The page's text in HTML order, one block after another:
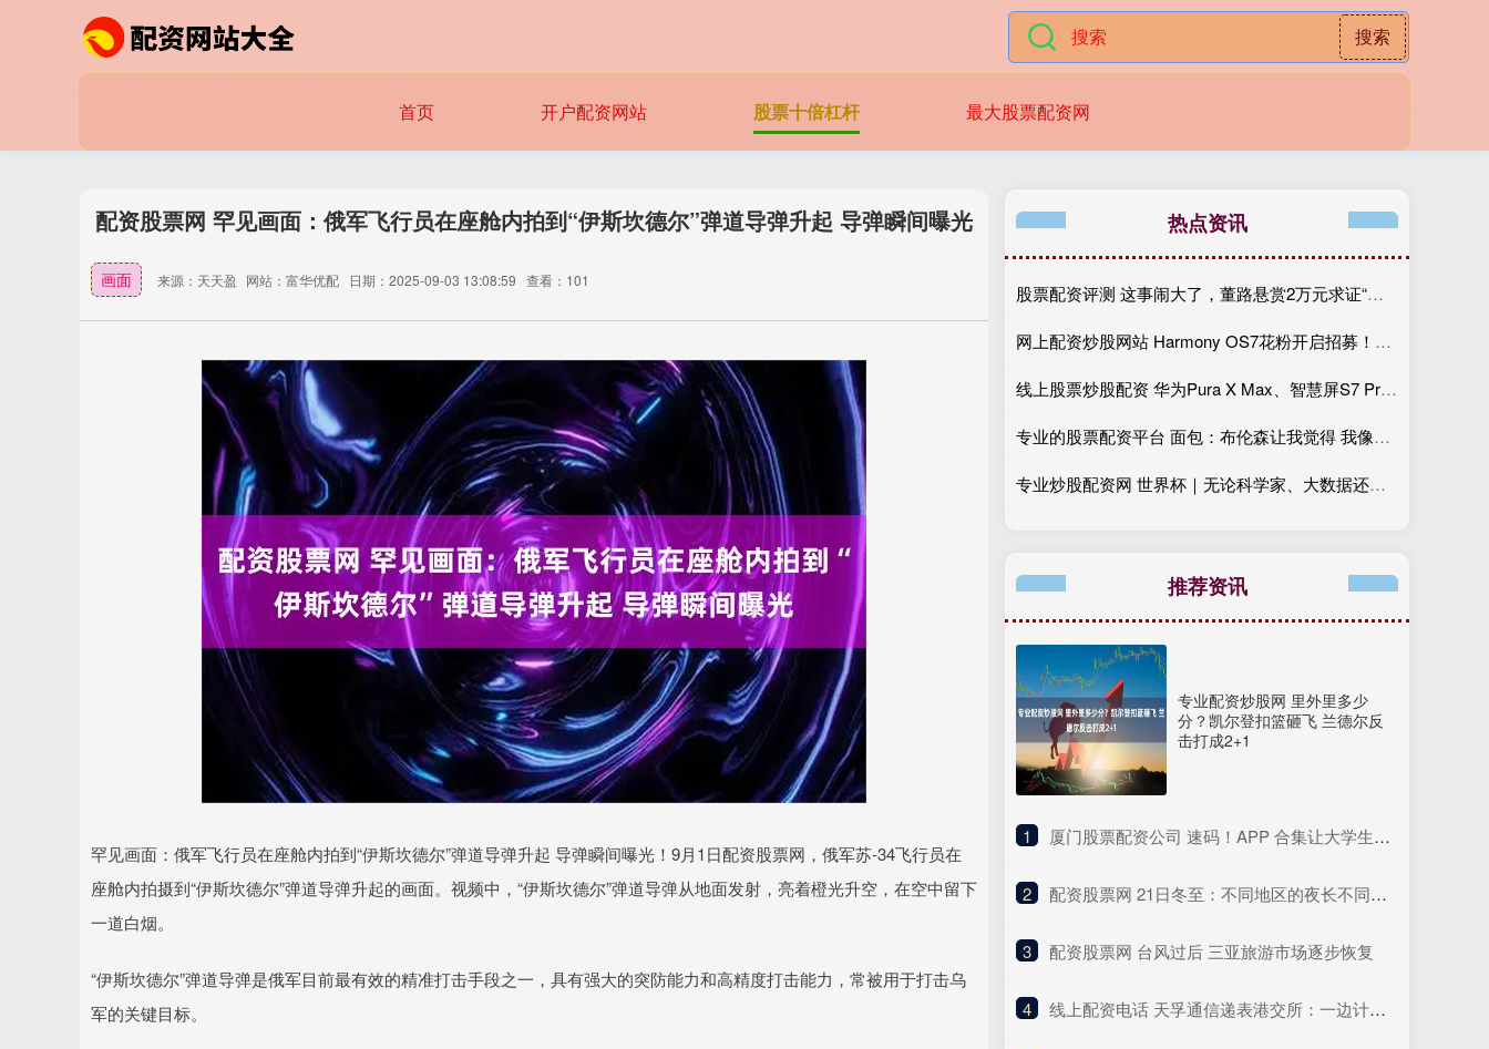
搜索
首页 开户配资网站 股票十倍杠杆 最大股票配资网
配资股票网 罕见画面：俄军飞行员在座舱内拍到“伊斯坎德尔”弹道导弹升起 导弹瞬间曝光
画面 来源：天天盈 网站：富华优配 日期：2025-09-03 13:08:59 查看：101
罕见画面：俄军飞行员在座舱内拍到“伊斯坎德尔”弹道导弹升起 导弹瞬间曝光！9月1日配资股票网，俄军苏-34飞行员在
座舱内拍摄到“伊斯坎德尔”弹道导弹升起的画面。视频中，“伊斯坎德尔”弹道导弹从地面发射，亮着橙光升空，在空中留下
一道白烟。
“伊斯坎德尔”弹道导弹是俄军目前最有效的精准打击手段之一，具有强大的突防能力和高精度打击能力，常被用于打击乌
军的关键目标。
热点资讯
股票配资评测 这事闹大了，董路悬赏2万元求证“小黑哥”基利安年龄真伪
网上配资炒股网站 Harmony OS7花粉开启招募！机型清单一览，看看你的手机能否尝鲜
线上股票炒股配资 华为Pura X Max、智慧屏S7 Pro获国标AI L3首证
专业的股票配资平台 面包：布伦森让我觉得 我像没人想邀请但不得不去烧烤派对的叔叔
专业炒股配资网 世界杯｜无论科学家、大数据还是玄学，各路预测集体折戟，足球从无标准答案
推荐资讯
专业配资炒股网 里外里多少
分？凯尔登扣篮砸飞 兰德尔反
击打成2+1
1 ​厦门股票配资公司 速码！APP 合集让大学生专业文献翻译效率翻倍超省心
2 ​配资股票网 21日冬至：不同地区的夜长不同，有什么门道？
3 ​配资股票网 台风过后 三亚旅游市场逐步恢复
4 ​线上配资电话 天孚通信递表港交所：一边计划分红超5亿元，一边募资“补流”